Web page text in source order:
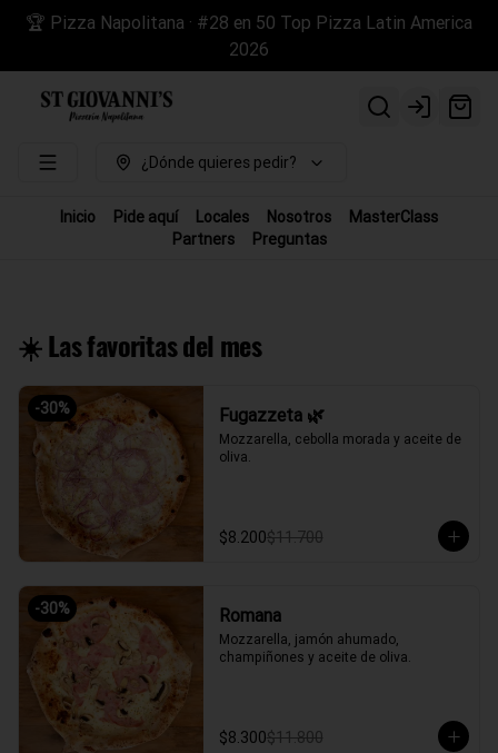
🏆 Pizza Napolitana · #28 en 50 Top Pizza Latin America
2026
Login
¿Dónde quieres pedir?
Inicio Pide aquí Locales Nosotros
MasterClass
Partners
Preguntas
☀️ Las favoritas del mes
-30% Fugazzeta 🌿
Mozzarella, cebolla morada y aceite de
oliva.
$8.200$11.700
-30% Romana
Mozzarella, jamón ahumado,
champiñones y aceite de oliva.
$8.300$11.800